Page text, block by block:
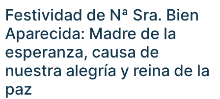
Festividad de Nª Sra. Bien
Aparecida: Madre de la
esperanza, causa de
nuestra alegría y reina de la
paz